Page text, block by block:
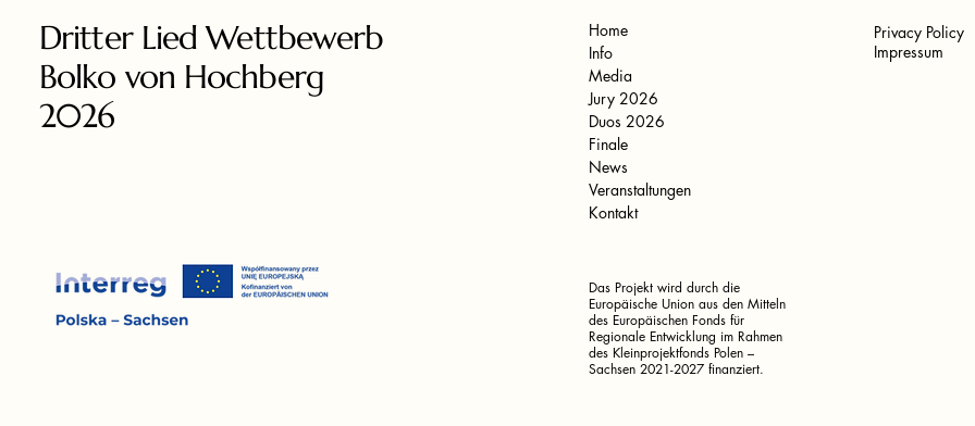
Dritter Lied Wettbewerb
Bolko von Hochberg
2026
Home
Info
Media
Jury 2026
Duos 2026
Finale
News
Veranstaltungen
Kontakt
Das Projekt wird durch die
Europäische Union aus den Mitteln
des Europäischen Fonds für
Regionale Entwicklung im Rahmen
des Kleinprojektfonds Polen –
Sachsen 2021-2027 finanziert.
Privacy Policy
Impressum